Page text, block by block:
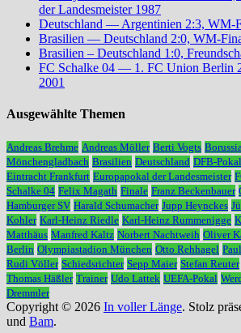
der Landesmeister 1987
Deutschland — Argentinien 2:3, WM-
Brasilien — Deutschland 2:0, WM-
Brasilien – Deutschland 1:0,
FC Schalke 04 — 1. FC Union Berlin
2001
Ausgewählte Themen
Andreas Brehme Andreas Möller Berti Vogts
Mönchengladbach Brasilien Deutschland DFB-
Eintracht Frankfurt Europapokal der Landesmeister
Schalke 04 Felix Magath Finale Franz Beckenbauer
Hamburger SV Harald Schumacher Jupp Heynckes
Kohler Karl-Heinz Riedle Karl-Heinz Rummenigge
Matthäus Manfred Kaltz Norbert Nachtweih Oliver
Berlin Olympiastadion München Otto Rehhagel
Rudi Völler Schiedsrichter Sepp Maier Stefan Reuter
Thomas Häßler Trainer Udo Lattek UEFA-Pokal
Dremmler
Copyright © 2026 In voller Länge. Stolz
und Bam.